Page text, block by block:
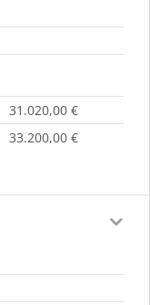
31.020,00 €
33.200,00 €